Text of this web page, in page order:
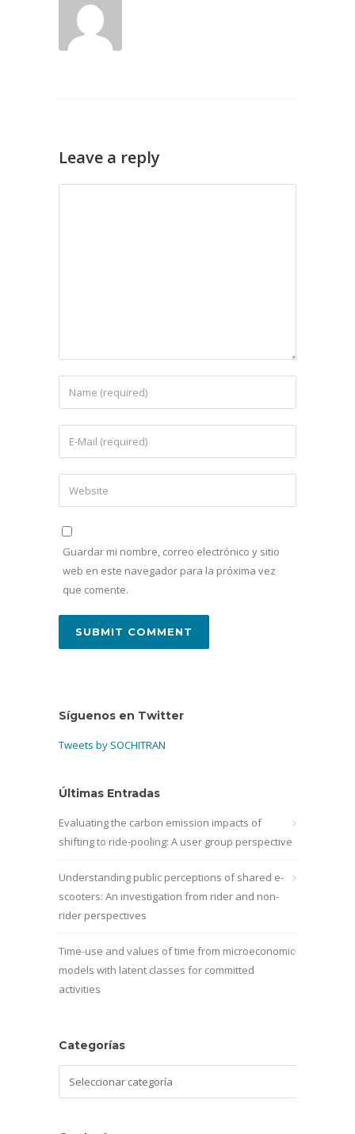
Leave a reply
Guardar mi nombre, correo electrónico y sitio
web en este navegador para la próxima vez
que comente.
Síguenos en Twitter
Tweets by SOCHITRAN
Últimas Entradas
Evaluating the carbon emission impacts of
shifting to ride-pooling: A user group perspective
Understanding public perceptions of shared e-
scooters: An investigation from rider and non-
rider perspectives
Time-use and values of time from microeconomic
models with latent classes for committed
activities
Categorías